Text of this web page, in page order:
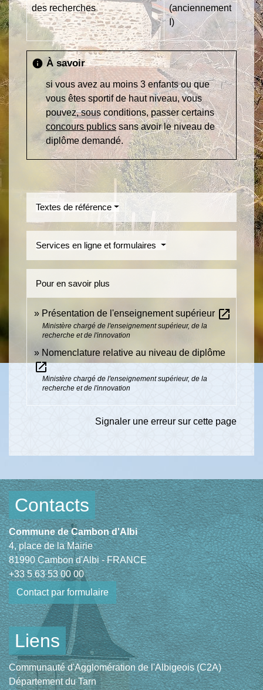
des recherches
(anciennement
I)
info À savoir
si vous avez au moins 3 enfants ou que
vous êtes sportif de haut niveau, vous
pouvez, sous conditions, passer certains
concours publicssans avoir le niveau de
diplôme demandé.
Textes de référence
Services en ligne et formulaires
Pour en savoir plus
Présentation de l'enseignement supérieur open_in_new
Ministère chargé de l'enseignement supérieur, de la
recherche et de l'innovation
Nomenclature relative au niveau de diplôme
open_in_new
Ministère chargé de l'enseignement supérieur, de la
recherche et de l'innovation
Signaler une erreur sur cette page
Contacts
Commune de Cambon d'Albi
4, place de la Mairie
81990 Cambon d'Albi - FRANCE
+33 5 63 53 00 00
Contact par formulaire
Liens
Communauté d'Agglomération de l'Albigeois (C2A)
Département du Tarn